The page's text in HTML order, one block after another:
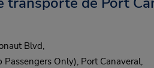
Blvd,
Passengers Only), Port Canaveral,